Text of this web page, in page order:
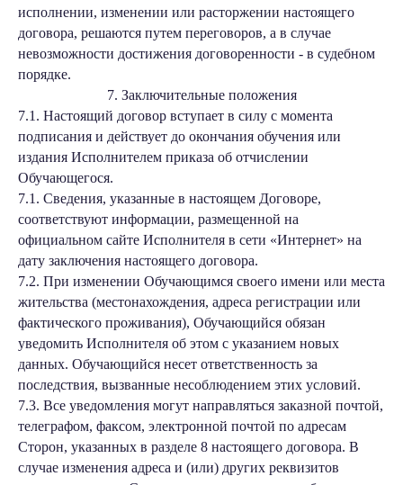
исполнении, изменении или расторжении настоящего
договора, решаются путем переговоров, а в случае
невозможности достижения договоренности - в судебном
порядке.
7. Заключительные положения
7.1. Настоящий договор вступает в силу с момента
подписания и действует до окончания обучения или
издания Исполнителем приказа об отчислении
Обучающегося.
7.1. Сведения, указанные в настоящем Договоре,
соответствуют информации, размещенной на
официальном сайте Исполнителя в сети «Интернет» на
дату заключения настоящего договора.
7.2. При изменении Обучающимся своего имени или места
жительства (местонахождения, адреса регистрации или
фактического проживания), Обучающийся обязан
уведомить Исполнителя об этом с указанием новых
данных. Обучающийся несет ответственность за
последствия, вызванные несоблюдением этих условий.
7.3. Все уведомления могут направляться заказной почтой,
телеграфом, факсом, электронной почтой по адресам
Сторон, указанных в разделе 8 настоящего договора. В
случае изменения адреса и (или) других реквизитов